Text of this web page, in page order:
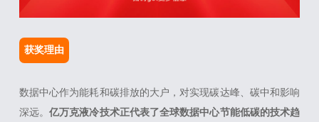
获奖理由
数据中心作为能耗和碳排放的大户，对实现碳达峰、碳中和影响
深远。亿万克液冷技术正代表了全球数据中心节能低碳的技术趋